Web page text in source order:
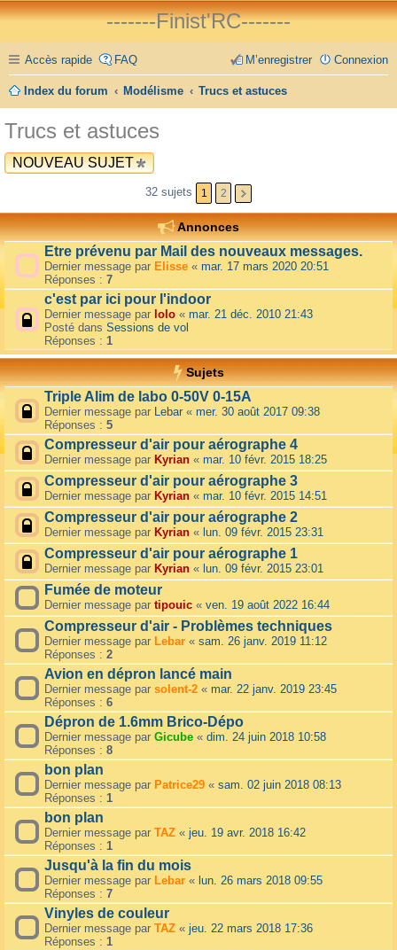
-------Finist'RC-------
Accès rapide FAQ Connexion
M’enregistrer
Index du forum Modélisme Trucs et astuces
Trucs et astuces
NOUVEAU SUJET
32 sujets 1 2
Annonces
Etre prévenu par Mail des nouveaux messages.
Dernier message par Elisse « mar. 17 mars 2020 20:51
Réponses : 7
c'est par ici pour l'indoor
Dernier message par lolo « mar. 21 déc. 2010 21:43
Posté dans Sessions de vol
Réponses : 1
Sujets
Triple Alim de labo 0-50V 0-15A
Dernier message par Lebar« mer. 30 août 2017 09:38
Réponses : 5
Compresseur d'air pour aérographe 4
Dernier message par Kyrian « mar. 10 févr. 2015 18:25
Compresseur d'air pour aérographe 3
Dernier message par Kyrian « mar. 10 févr. 2015 14:51
Compresseur d'air pour aérographe 2
Dernier message par Kyrian « lun. 09 févr. 2015 23:31
Compresseur d'air pour aérographe 1
Dernier message par Kyrian « lun. 09 févr. 2015 23:01
Fumée de moteur
Dernier message par tipouic « ven. 19 août 2022 16:44
Compresseur d'air - Problèmes techniques
Dernier message par Lebar « sam. 26 janv. 2019 11:12
Réponses : 2
Avion en dépron lancé main
Dernier message par solent-2 « mar. 22 janv. 2019 23:45
Réponses : 6
Dépron de 1.6mm Brico-Dépo
Dernier message par Gicube « dim. 24 juin 2018 10:58
Réponses : 8
bon plan
Dernier message par Patrice29 « sam. 02 juin 2018 08:13
Réponses : 1
bon plan
Dernier message par TAZ « jeu. 19 avr. 2018 16:42
Réponses : 1
Jusqu'à la fin du mois
Dernier message par Lebar « lun. 26 mars 2018 09:55
Réponses : 7
Vinyles de couleur
Dernier message par TAZ « jeu. 22 mars 2018 17:36
Réponses : 1